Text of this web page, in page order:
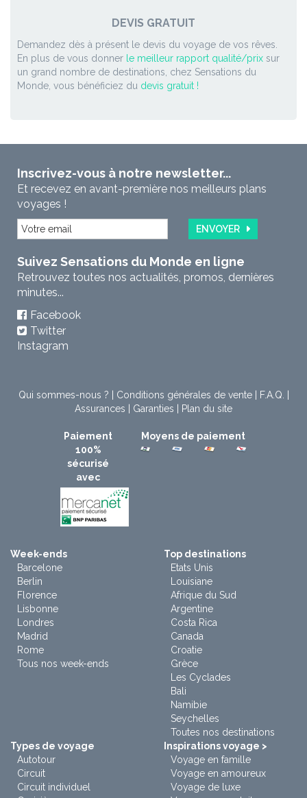
DEVIS GRATUIT
Demandez dès à présent le devis du voyage de vos rêves.
En plus de vous donner le meilleur rapport qualité/prix sur
un grand nombre de destinations, chez Sensations du
Monde, vous bénéficiez du devis gratuit !
Inscrivez-vous à notre newsletter...
Et recevez en avant-première nos meilleurs plans
voyages !
ENVOYER
Suivez Sensations du Monde en ligne
Retrouvez toutes nos actualités, promos, dernières
minutes...
Facebook
Twitter
Instagram
Qui sommes-nous ? Conditions générales de vente| F.A.Q.
Assurances
Garanties Plan du site
Paiement
100%
sécurisé
avec
Moyens de paiement
Week-ends
Barcelone
Berlin
Florence
Lisbonne
Londres
Madrid
Rome
Tous nos week-ends
Top destinations
Etats Unis
Louisiane
Afrique du Sud
Argentine
Costa Rica
Canada
Croatie
Grèce
Les Cyclades
Bali
Namibie
Seychelles
Toutes nos destinations
Types de voyage
Autotour
Circuit
Circuit individuel
Inspirations voyage >
Voyage en famille
Voyage en amoureux
Voyage de luxe